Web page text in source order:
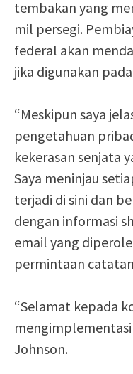
tembakan yang
mil persegi.
federal akan
jika digunakan
“Meskipun saya
pengetahuan
kekerasan senjata
Saya meninjau
terjadi di sini dan
dengan informasi
email yang
permintaan
“Selamat kepada
Johnson.